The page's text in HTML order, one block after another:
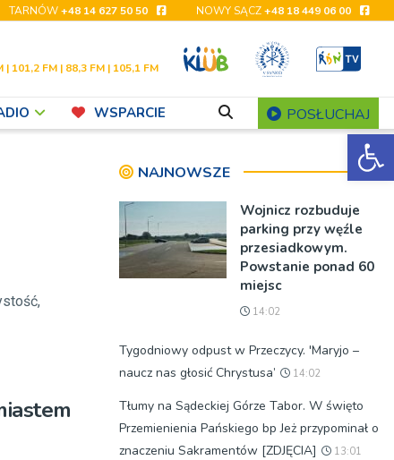
TARNÓW+48 14 627 50 50 NOWY SĄCZ+48 18 449 06 00
| 101,2 FM | 88,3 FM | 105,1 FM
WSPARCIE POSŁUCHAJ
NAJNOWSZE
Wojnicz rozbuduje
parking przy węźle
przesiadkowym.
Powstanie ponad 60
miejsc
14:02
Tygodniowy odpust w Przeczycy. 'Maryjo –
naucz nas głosić Chrystusa’
14:02
Tłumy na Sądeckiej Górze Tabor. W święto
Przemienienia Pańskiego bp Jeż przypominał o
znaczeniu Sakramentów [ZDJĘCIA]
13:01